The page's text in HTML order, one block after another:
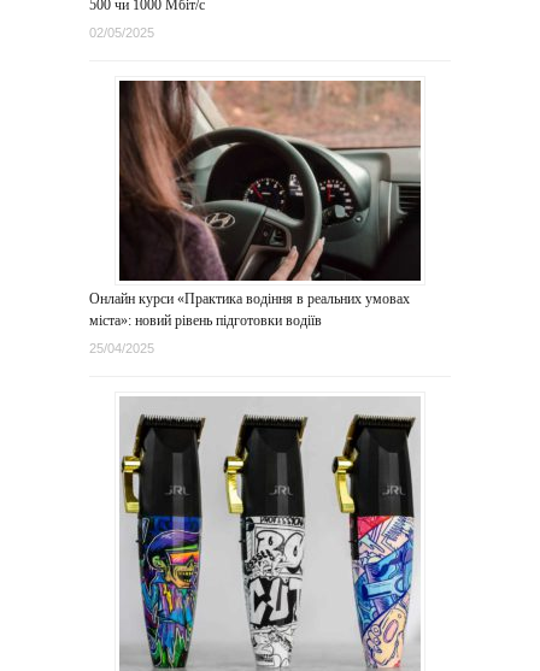
500 чи 1000 Мбіт/с
02/05/2025
Онлайн курси «Практика водіння в реальних умовах
міста»: новий рівень підготовки водіїв
25/04/2025